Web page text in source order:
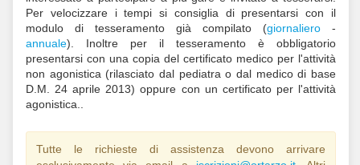
mappe).
Atleti tesserati con federazioni estere:
ti.oz
ratro
@inoi
zircs
i
con la stessa scadenza dei
FISO. I provenienti da un paese extra-
controllare se è necessario un visto per
dal loro paese. Noi possiamo supportare la
Salute